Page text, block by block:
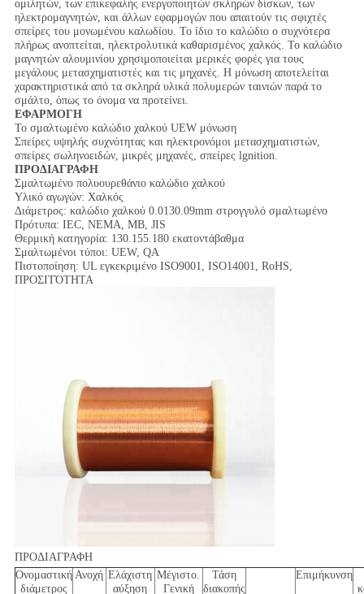
ομιλητών, των επικεφαλής ενεργοποιητών σκληρών δίσκων, των
ηλεκτρομαγνητών, και άλλων εφαρμογών που απαιτούν τις σφιχτές
σπείρες του μονωμένου καλωδίου. Το ίδιο το καλώδιο ο συχνότερα
πλήρως ανοπτείται, ηλεκτρολυτικά καθαρισμένος χαλκός. Το καλώδιο
μαγνητών αλουμινίου χρησιμοποιείται μερικές φορές για τους
μεγάλους μετασχηματιστές και τις μηχανές. Η μόνωση αποτελείται
χαρακτηριστικά από τα σκληρά υλικά πολυμερών ταινιών παρά το
σμάλτο, όπως το όνομα να προτείνει.
ΕΦΑΡΜΟΓΗ
Το σμαλτωμένο καλώδιο χαλκού UEW μόνωση
Σπείρες υψηλής συχνότητας και ηλεκτρονόμοι μετασχηματιστών,
σπείρες σωληνοειδών, μικρές μηχανές, σπείρες lgnition.
ΠΡΟΔΙΑΓΡΑΦΗ
Σμαλτωμένο πολυουρεθάνιο καλώδιο χαλκού
Υλικό αγωγών: Χαλκός
Διάμετρος: καλώδιο χαλκού 0.0130.09mm στρογγυλό σμαλτωμένο
Πρότυπα: IEC, NEMA, ΜΒ, JIS
Θερμική κατηγορία: 130.155.180 εκατοντάβαθμα
Σμαλτωμένοι τύποι: UEW, QA
Πιστοποίηση: UL εγκεκριμένο ISO9001, ISO14001, RoHS,
ΠΡΟΣΙΤΌΤΗΤΑ
ΠΡΟΔΙΑΓΡΑΦΗ
Ονομαστική
διάμετρος
Ανοχή Ελάχιστη
αύξηση
Μέγιστο.
Γενική
Τάση
διακοπής
Επιμήκυνση